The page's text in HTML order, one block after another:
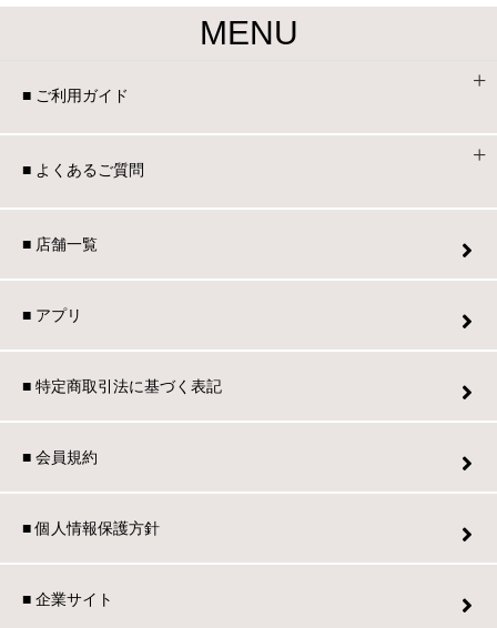
MENU
■ ご利用ガイド
■ よくあるご質問
■ 店舗一覧
■ アプリ
■ 特定商取引法に基づく表記
■ 会員規約
■ 個人情報保護方針
■ 企業サイト